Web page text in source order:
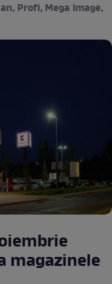
Profi, Mega Image,
magazinele